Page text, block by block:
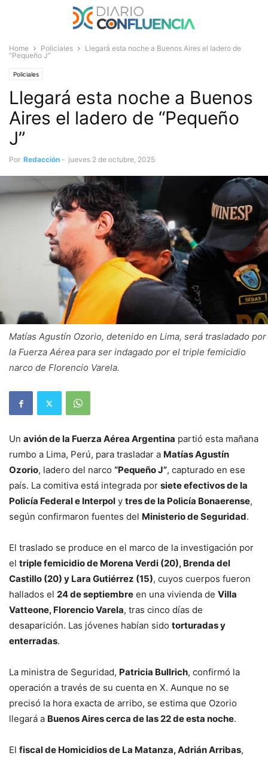
Home Policiales
Llegará esta noche a Buenos Aires el ladero de
“Pequeño J”
Policiales
Llegará esta noche a Buenos
Aires el ladero de “Pequeño
J”
Por Redacción - jueves 2 de octubre, 2025
Matías Agustín Ozorio, detenido en Lima, será trasladado por
la Fuerza Aérea para ser indagado por el triple femicidio
narco de Florencio Varela.
Un avión de la Fuerza Aérea Argentina partió esta mañana
rumbo a Lima, Perú, para trasladar a Matías Agustín
Ozorio, ladero del narco “Pequeño J”, capturado en ese
país. La comitiva está integrada por siete efectivos de la
Policía Federal e Interpol y tres de la Policía Bonaerense,
según confirmaron fuentes del Ministerio de Seguridad.
El traslado se produce en el marco de la investigación por
el triple femicidio de Morena Verdi (20), Brenda del
Castillo (20) y Lara Gutiérrez (15), cuyos cuerpos fueron
hallados el 24 de septiembre en una vivienda de Villa
Vatteone, Florencio Varela, tras cinco días de
desaparición. Las jóvenes habían sido torturadas y
enterradas.
La ministra de Seguridad, Patricia Bullrich, confirmó la
operación a través de su cuenta en X. Aunque no se
precisó la hora exacta de arribo, se estima que Ozorio
llegará a Buenos Aires cerca de las 22 de esta noche.
El fiscal de Homicidios de La Matanza, Adrián Arribas,